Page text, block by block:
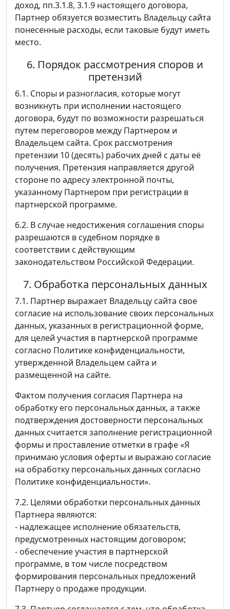
доход, пп.3.1.8, 3.1.9 настоящего договора,
Партнер обязуется возместить Владельцу сайта
понесенные расходы, если таковые будут иметь
место.
6. Порядок рассмотрения споров и
претензий
6.1. Споры и разногласия, которые могут
возникнуть при исполнении настоящего
договора, будут по возможности разрешаться
путем переговоров между Партнером и
Владельцем сайта. Срок рассмотрения
претензии 10 (десять) рабочих дней с даты её
получения. Претензия направляется другой
стороне по адресу электронной почты,
указанному Партнером при регистрации в
партнерской программе.
6.2. В случае недостижения соглашения споры
разрешаются в судебном порядке в
соответствии с действующим
законодательством Российской Федерации.
7. Обработка персональных данных
7.1. Партнер выражает Владельцу сайта свое
согласие на использование своих персональных
данных, указанных в регистрационной форме,
для целей участия в партнерской программе
согласно Политике конфиденциальности,
утвержденной Владельцем сайта и
размещенной на сайте.
Фактом получения согласия Партнера на
обработку его персональных данных, а также
подтверждения достоверности персональных
данных считается заполнение регистрационной
формы и проставление отметки в графе «Я
принимаю условия оферты и выражаю согласие
на обработку персональных данных согласно
Политике конфиденциальности».
7.2. Целями обработки персональных данных
Партнера являются:
- надлежащее исполнение обязательств,
предусмотренных настоящим договором;
- обеспечение участия в партнерской
программе, в том числе посредством
формирования персональных предложений
Партнеру о продаже продукции.